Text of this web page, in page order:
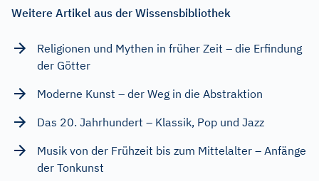
Weitere Artikel aus der Wissensbibliothek
Religionen und Mythen in früher Zeit – die Erfindung
der Götter
Moderne Kunst – der Weg in die Abstraktion
Das 20. Jahrhundert – Klassik, Pop und Jazz
Musik von der Frühzeit bis zum Mittelalter – Anfänge
der Tonkunst